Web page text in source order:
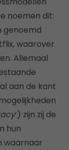
noemen dit:
genoemd
waarover
Allemaal
aan de kant
’) zijn zij de
hun
waarnaar